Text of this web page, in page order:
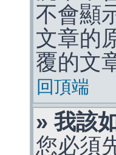
不會顯
文章的
覆的文
回頂端
» 我該
您必須